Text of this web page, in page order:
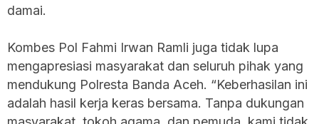
damai.
Kombes Pol Fahmi Irwan Ramli juga tidak lupa
mengapresiasi masyarakat dan seluruh pihak yang
mendukung Polresta Banda Aceh. “Keberhasilan ini
adalah hasil kerja keras bersama. Tanpa dukungan